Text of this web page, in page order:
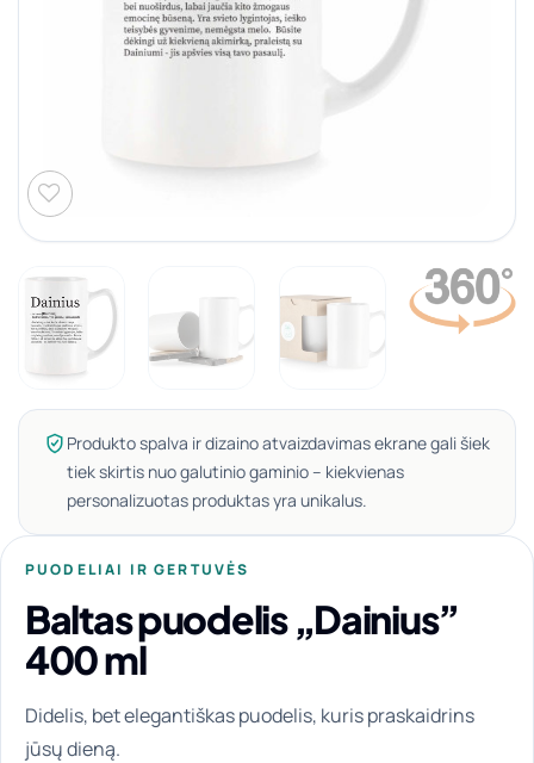
Produkto spalva ir dizaino atvaizdavimas ekrane gali šiek
tiek skirtis nuo galutinio gaminio – kiekvienas
personalizuotas produktas yra unikalus.
PUODELIAI IR GERTUVĖS
Baltas puodelis „Dainius”
400 ml
Didelis, bet elegantiškas puodelis, kuris praskaidrins
jūsų dieną.